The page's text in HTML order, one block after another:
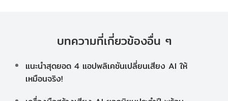
บทความที่เกี่ยวข้องอื่น ๆ
แนะนำสุดยอด 4 แอปพลิเคชันเปลี่ยนเสียง AI ให้
เหมือนจริง!